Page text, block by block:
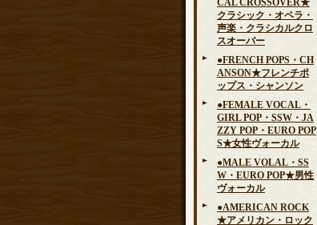
CAL CROSSOVER★
クラシック・オペラ・
声楽・クラシカルクロ
スオーバー
●FRENCH POPS・CH
ANSON★フレンチポ
ップス・シャンソン
●FEMALE VOCAL・
GIRL POP・SSW・JA
ZZY POP・EURO POP
S★女性ヴォーカル
●MALE VOLAL・SS
W・EURO POP★男性
ヴォーカル
●AMERICAN ROCK
★アメリカン・ロック